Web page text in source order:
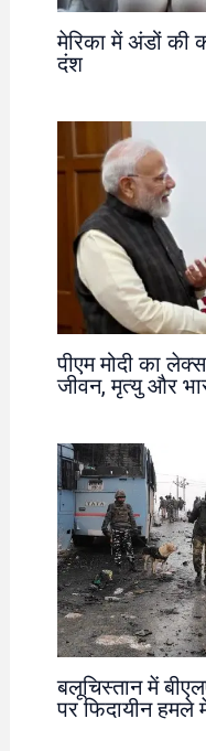
मेरिका में अंडों की
दंश
पीएम मोदी का
जीवन, मृत्यु और
बलूचिस्तान में
पर फिदायीन हमले